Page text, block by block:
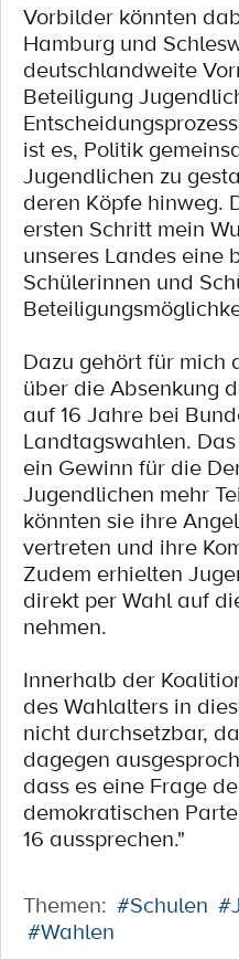
Vorbilder könnten
Hamburg und
deutschlandweite
Beteiligung
ist es, Politik
Jugendlichen zu
deren Köpfe hinweg.
ersten Schritt mein
unseres Landes eine
Schülerinnen und
Dazu gehört für mich
über die Absenkung
auf 16 Jahre bei
Landtagswahlen.
ein Gewinn für die
Jugendlichen mehr
könnten sie ihre
vertreten und ihre
Zudem erhielten
direkt per Wahl auf
nehmen.
Innerhalb der
des Wahlalters in
nicht durchsetzbar,
dagegen
dass es eine Frage
demokratischen
16 aussprechen."
Themen: #Schulen
#Wahlen